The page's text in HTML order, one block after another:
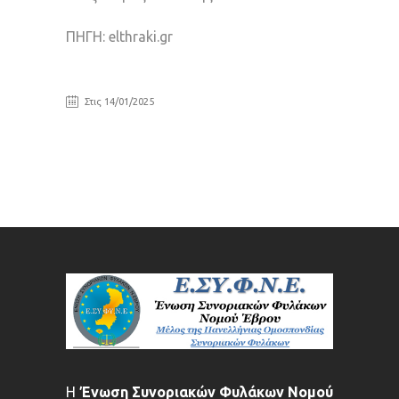
ΠΗΓΗ: elthraki.gr
Στις 14/01/2025
Η Ένωση Συνοριακών Φυλάκων Νομού